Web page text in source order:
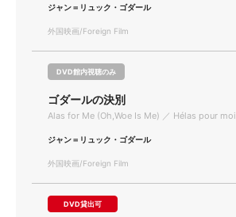
ジャン＝リュック・ゴダール
外国映画/Foreign Film
DVD館内視聴のみ
ゴダールの決別
Alas for Me (Oh,Woe Is Me) ／ Hélas pour moi
ジャン＝リュック・ゴダール
外国映画/Foreign Film
DVD貸出可